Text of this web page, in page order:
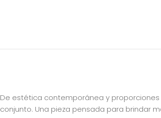
De estética contemporánea y
conjunto. Una pieza pensada para brindar